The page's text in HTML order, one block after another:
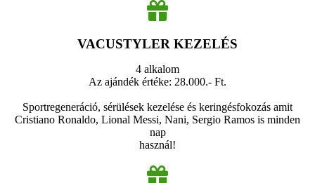
VACUSTYLER KEZELÉS
4 alkalom
Az ajándék értéke: 28.000.- Ft.
Sportregeneráció, sérülések kezelése és keringésfokozás amit
Cristiano Ronaldo, Lional Messi, Nani, Sergio Ramos is minden
nap
használ!